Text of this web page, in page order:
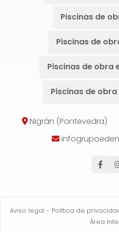
Piscinas de
Piscinas de
Piscinas de obra
Piscinas de obra
Nigrán (Pontevedra)
Aviso legal - Política de
Área